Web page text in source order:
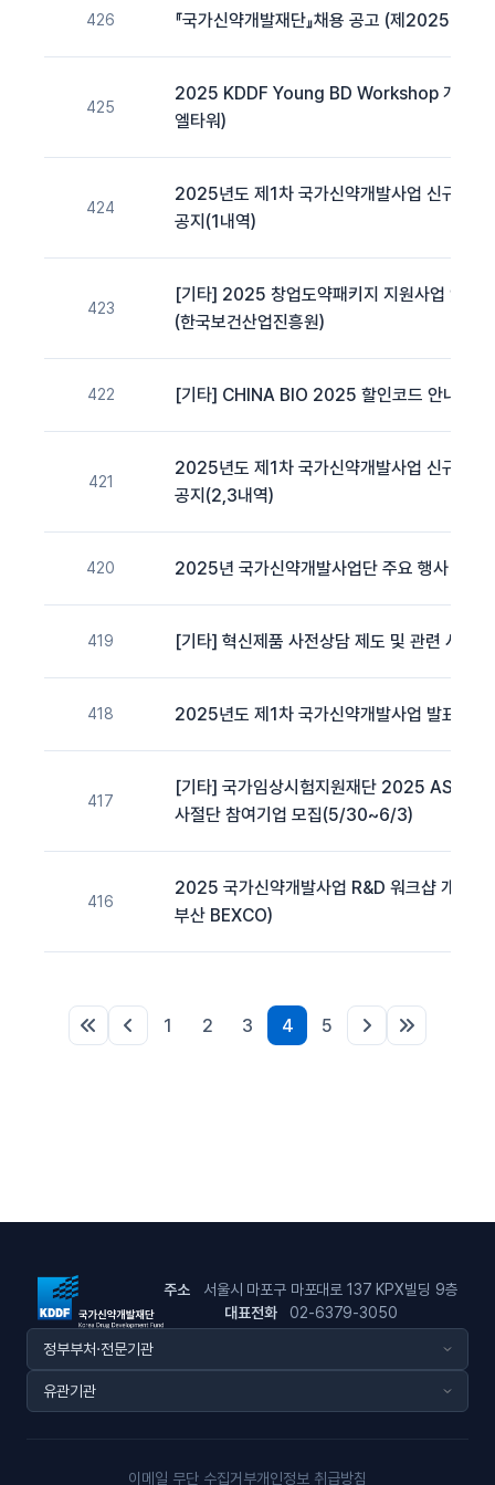
426 『국가신약개발재단』채용 공고 (제2025-02
425
2025 KDDF Young BD Workshop 개최
엘타워)
424
2025년도 제1차 국가신약개발사업 신규과제
공지(1내역)
423
[기타] 2025 창업도약패키지 지원사업 안내
(한국보건산업진흥원)
422 [기타] CHINA BIO 2025 할인코드 안내(한
421
2025년도 제1차 국가신약개발사업 신규과제
공지(2,3내역)
420 2025년 국가신약개발사업단 주요 행사 일정
419 [기타] 혁신제품 사전상담 제도 및 관련 시스
418 2025년도 제1차 국가신약개발사업 발표평가
417
[기타] 국가임상시험지원재단 2025 ASCO(
사절단 참여기업 모집(5/30~6/3)
416
2025 국가신약개발사업 R&D 워크샵 개최
부산 BEXCO)
1 2 3 4 5
주소
서울시 마포구 마포대로 137 KPX빌딩 9층
대표전화
02-6379-3050
이메일 무단 수집거부개인정보 취급방침